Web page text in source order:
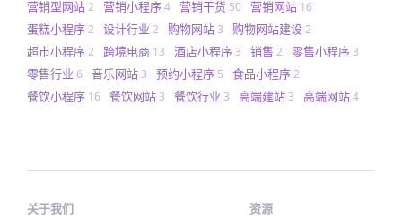
营销型网站2 营销小程序4 营销干货 50 营销网站 16
蛋糕小程序2 设计行业 2 购物网站 3 购物网站建设2
超市小程序2 跨境电商 13 酒店小程序 3 销售 2 零售小程序 3
零售行业 6 音乐网站 3 预约小程序 5 食品小程序2
餐饮小程序 16 餐饮网站 3 餐饮行业 3 高端建站 3 高端网站4
关于我们
资源